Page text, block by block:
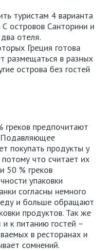
туристам 4 варианта
островов Санторини и
отеля.
Греция готова
размещаться в разных
острова без гостей
греков предпочитают
Подавляющее
покупать продукты у
что считает их
50 % греков
упаковки
согласны немного
еду и больше обращают
продуктов. Так же
и к питанию гостей –
в ресторанах и
сомнений.